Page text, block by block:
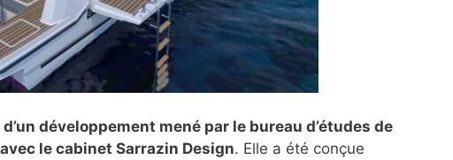
développement mené par le bureau d’études de
le cabinet Sarrazin Design. Elle a été conçue